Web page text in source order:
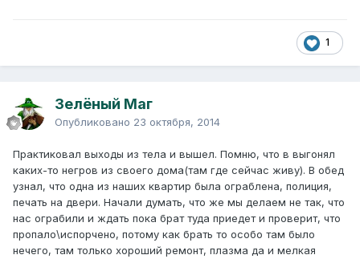
1
Зелёный Маг
Опубликовано 23 октября, 2014
Практиковал выходы из тела и вышел. Помню, что в выгонял
каких-то негров из своего дома(там где сейчас живу). В обед
узнал, что одна из наших квартир была ограблена, полиция,
печать на двери. Начали думать, что же мы делаем не так, что
нас ограбили и ждать пока брат туда приедет и проверит, что
пропало\испорчено, потому как брать то особо там было
нечего, там только хороший ремонт, плазма да и мелкая